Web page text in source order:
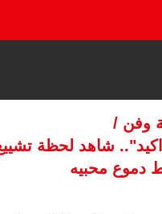
وفن /
شاهد لحظة
دموع محبيه